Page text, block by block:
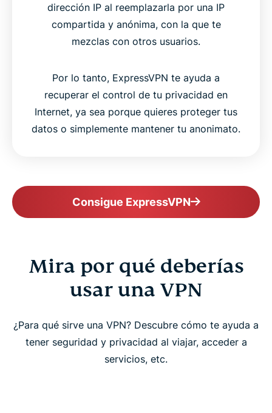
dirección IP al reemplazarla por una IP
compartida y anónima, con la que te
mezclas con otros usuarios.
Por lo tanto, ExpressVPN te ayuda a
recuperar el control de tu privacidad en
Internet, ya sea porque quieres proteger tus
datos o simplemente mantener tu anonimato.
Consigue ExpressVPN
Mira por qué deberías
usar una VPN
¿Para qué sirve una VPN? Descubre cómo te ayuda a
tener seguridad y privacidad al viajar, acceder a
servicios, etc.